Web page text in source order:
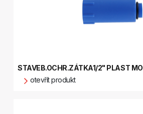
STAVEB.OCHR.ZÁTKA1/2" PLAST MO
otevřít produkt